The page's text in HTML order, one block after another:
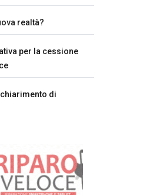
realtà?
per la cessione
di